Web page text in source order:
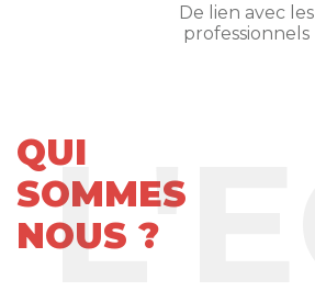
De lien avec les
professionnels
QUI
SOMMES
NOUS ?